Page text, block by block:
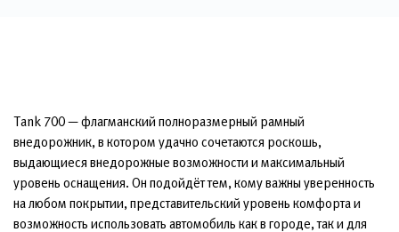
Tank 700 — флагманский полноразмерный рамный
внедорожник, в котором удачно сочетаются роскошь,
выдающиеся внедорожные возможности и максимальный
уровень оснащения. Он подойдёт тем, кому важны уверенность
на любом покрытии, представительский уровень комфорта и
возможность использовать автомобиль как в городе, так и для